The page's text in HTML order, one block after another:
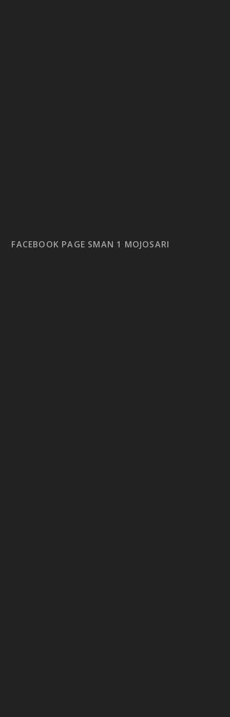
FACEBOOK PAGE SMAN 1 MOJOSARI